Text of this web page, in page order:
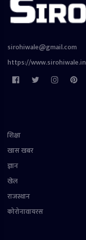
sirohiwale@gmail.com
https://www.sirohiwale.in
शिक्षा
खास खबर
ज्ञान
खेल
राजस्थान
कोरोनावायरस